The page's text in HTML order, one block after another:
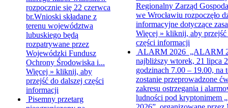
rozpocznie się 22 czerwca
br.Wnioski składane z
terenu województwa
lubuskiego będą
rozpatrywane przez
Wojewódzki Fundusz
Ochrony Środowiska i...
Więcej » kliknij, aby
przejść do dalszej części
informacji
Pisemny przetarg
Regionalny Zarząd
we Wrocławiu rozpoczęło
informacyjne dotyczące
Więcej » kliknij, aby przejść
części informacji
ALARM 2026 „ALARM
najbliższy wtorek, 21 lipca
godzinach 7.00 – 19.00, na
zostanie przeprowadzone
zakresu ostrzegania i
ludności pod kryptonimem